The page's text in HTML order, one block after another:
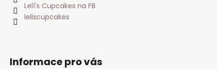
Lelí's Cupcakes na FB
leliscupcakes
Informace pro vás